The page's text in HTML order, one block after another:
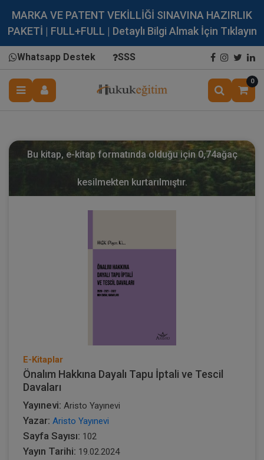
MARKA VE PATENT VEKİLLİĞİ SINAVINA HAZIRLIK
PAKETİ | FULL+FULL | Detaylı Bilgi Almak İçin Tıklayın
Whatsapp Destek SSS
0
Bu kitap, e-kitap formatında olduğu için 0,74ağaç
kesilmekten kurtarılmıştır.
E-Kitaplar
Önalım Hakkına Dayalı Tapu İptali ve Tescil
Davaları
Yayınevi: Aristo Yayınevi
Yazar: Aristo Yayınevi
Sayfa Sayısı: 102
Yayın Tarihi: 19.02.2024